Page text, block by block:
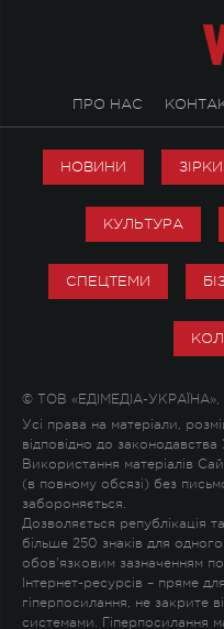
ПРО НАС
НОВИНИ ЗІРКИ
КУЛЬТУРА
СПЕЦТЕМИ
© ТОВ «ЕДІМЕДІА-
Усі права на матеріали,
відповідно до законодавства
Використання матеріалів
(в повному обсязі) без
забороняється.
Дозволяється републікація
більше 250 знаків для
обов'язковим зазначенням
Інтернет-ресурсів – пряме
гіперпосилання, не закрите
системами. Гіперпосилання